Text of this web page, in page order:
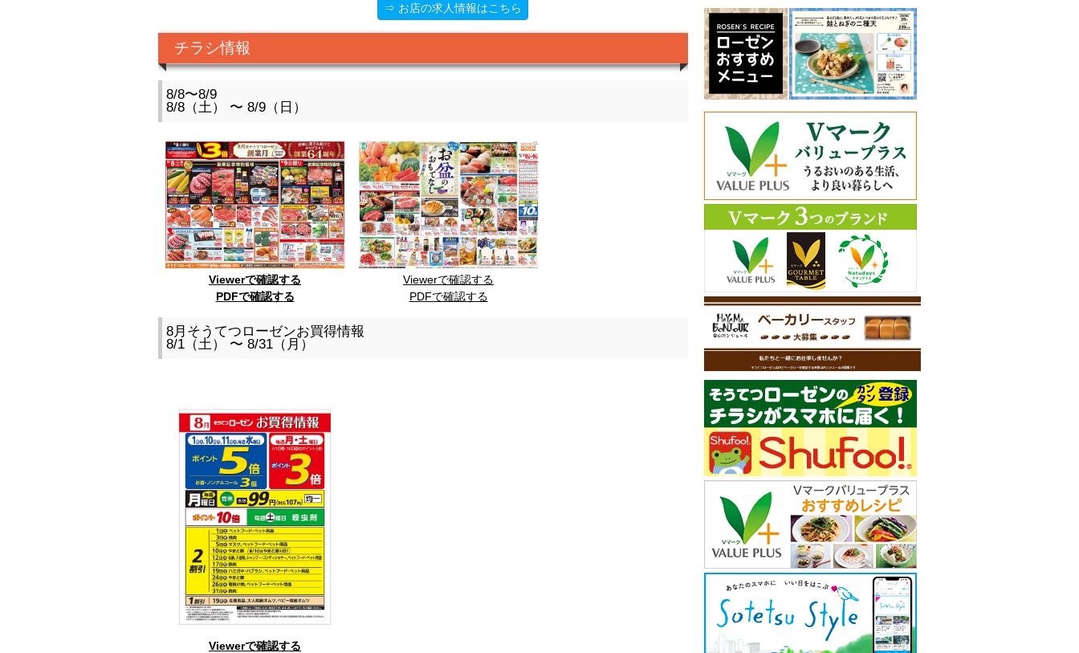
⇒ お店の求人情報はこちら
チラシ情報
8/8〜8/9
8/8（土） 〜 8/9（日）
Viewerで確認する
PDFで確認する
Viewerで確認する
PDFで確認する
8月そうてつローゼンお買得情報
8/1（土） 〜 8/31（月）
Viewerで確認する